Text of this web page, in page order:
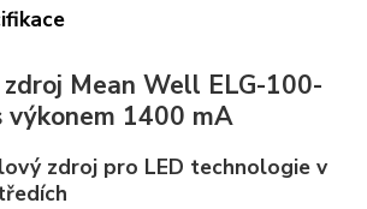
zdroj Mean Well ELG-100-
výkonem 1400 mA
zdroj pro LED technologie v